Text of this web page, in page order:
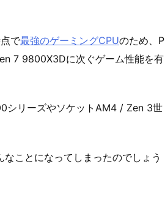
で最強のゲーミングCPUのため、P
7 9800X3Dに次ぐゲーム性能を有
シリーズやソケットAM4 / Zen 3世
ことになってしまったのでしょう